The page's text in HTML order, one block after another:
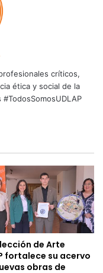
críticos,
ética y social de la
de Arte
fortalece su acervo
obras de